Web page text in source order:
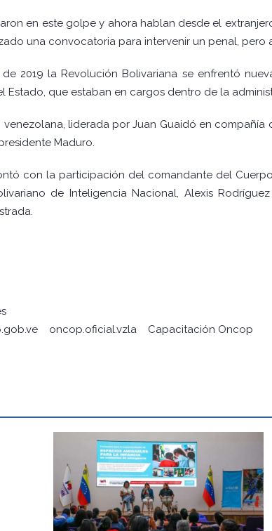
en este golpe y ahora hablan desde el
una convocatoria para intervenir un penal, pero
2019 la Revolución Bolivariana se enfrentó
Estado, que estaban en cargos dentro de la
liderada por Juan Guaidó en
Maduro.
con la participación del comandante del
de Inteligencia Nacional, Alexis
oncop.oficial.vzla Capacitación Oncop